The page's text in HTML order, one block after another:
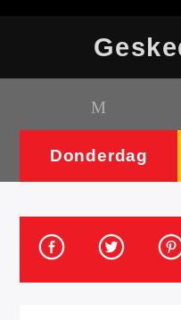
Artist
Donderdag